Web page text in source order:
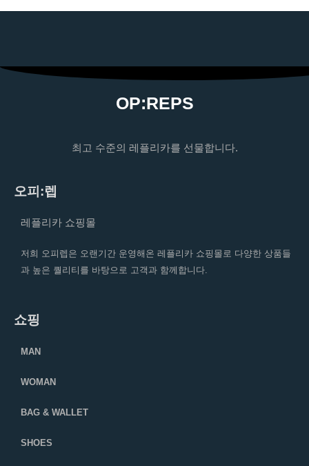
OP:REPS
최고 수준의 레플리카를 선물합니다.
오피:렙
레플리카 쇼핑몰
저희 오피렙은 오랜기간 운영해온 레플리카 쇼핑몰로 다양한 상품들
과 높은 퀄리티를 바탕으로 고객과 함께합니다.
쇼핑
MAN
WOMAN
BAG & WALLET
SHOES